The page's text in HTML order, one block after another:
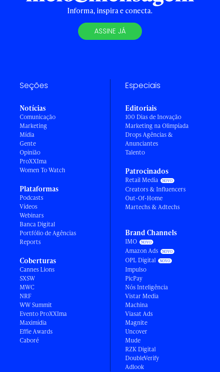
Informa, inspira e conecta.
ASSINE JÁ
Seções
Notícias
Comunicação
Marketing
Mídia
Gente
Opinião
ProXXIma
Women To Watch
Plataformas
Podcasts
Vídeos
Webinars
Banca Digital
Portfólio de Agências
Reports
Coberturas
Cannes Lions
SXSW
MWC
NRF
WW Summit
Evento ProXXIma
Maximídia
Effie Awards
Caboré
Especiais
Editoriais
100 Dias de Inovação
Marketing na Olimpíada
Drops Agências &
Anunciantes
Talento
Patrocinados
Retail Media
Creators & Influencers
Out-Of-Home
Martechs & Adtechs
Brand Channels
IMO
Amazon Ads
OPL Digital
Impulso
PicPay
Nós Inteligência
Vistar Media
Machina
Viasat Ads
Magnite
Uncover
Mude
RZK Digital
DoubleVerify
Adlook